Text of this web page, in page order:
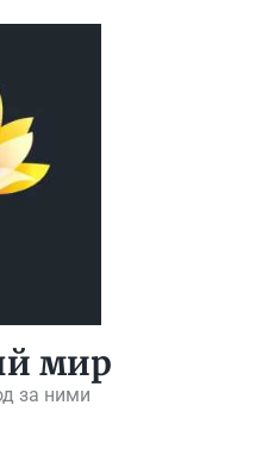
мир
за ними